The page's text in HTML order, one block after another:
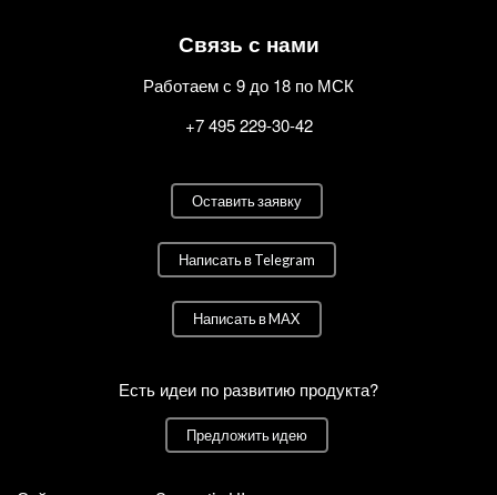
Связь с нами
Работаем с 9 до 18 по МСК
+7 495 229-30-42
Оставить заявку
Написать в Telegram
Написать в MAX
Есть идеи по развитию продукта?
Предложить идею